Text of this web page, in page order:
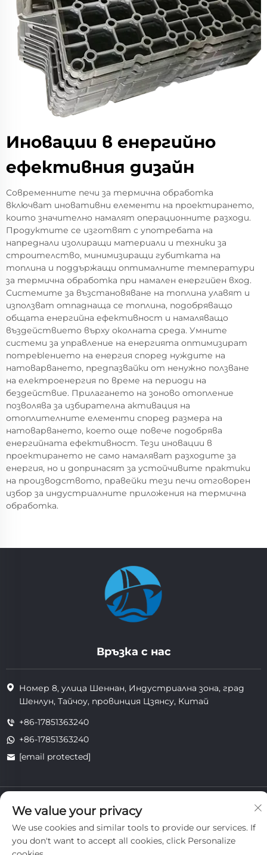
Иновации в енергийно
ефективния дизайн
Современните печи за термична обработка
включват иновативни елементи на проектирането,
които значително намалят операционните разходи.
Продуктите се изготвят с употребата на
напреднали изолиращи материали и техники за
строителство, минимизиращи губитката на
топлина и поддържащи оптималните температури
за термична обработка при намален енергийен вход.
Системите за възстановяване на топлина улавят и
използват отпаднаща се топлина, подобряващо
общата енергийна ефективност и намаляващо
въздействието върху околната среда. Умните
системи за управление на енергията оптимизират
потреblението на енергия според нуждите на
натоварването, предпазвайки от ненужно ползване
на електроенергия по време на периоди на
бездействие. Прилагането на зоново отопление
позволява за избирателна активация на
отоплителните елементи според размера на
натоварването, което още повече подобрява
енергийната ефективност. Тези иновации в
проектирането не само намаляват разходите за
енергия, но и допринасят за устойчивите практики
на производството, правейки тези печи отговорен
избор за индустриалните приложения на термична
обработка.
Връзка с нас
Номер 8, улица Шеннан, Индустриална зона, град
Шенлун, Тайчоу, провинция Цзянсу, Китай
+86-17851363240
+86-17851363240
[email protected]
Heat Resistant Technology Co., Ltd.
поверителност
We value your privacy
We use cookies and similar tools to provide our services. If
you don't want to accept all cookies, click Personalize